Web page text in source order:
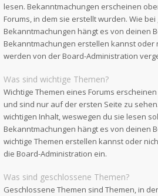
lesen. Bekanntmachungen erscheinen
Forums, in dem sie erstellt wurden. Wie
Bekanntmachungen hängt es von deinen
Bekanntmachungen erstellen kannst oder
werden von der Board-Administration
Was sind wichtige Themen?
Wichtige Themen eines Forums
und sind nur auf der ersten Seite zu
wichtigen Inhalt, weswegen du sie lesen
Bekanntmachungen hängt es von deinen
wichtige Themen erstellen kannst oder
die Board-Administration ein.
Was sind geschlossene Themen?
Geschlossene Themen sind Themen, in